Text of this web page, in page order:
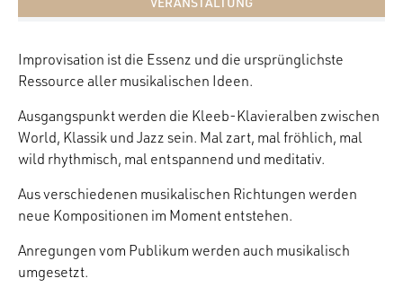
Improvisation ist die Essenz und die ursprünglichste
Ressource aller musikalischen Ideen.
Ausgangspunkt werden die Kleeb-Klavieralben zwischen
World, Klassik und Jazz sein. Mal zart, mal fröhlich, mal
wild rhythmisch, mal entspannend und meditativ.
Aus verschiedenen musikalischen Richtungen werden
neue Kompositionen im Moment entstehen.
Anregungen vom Publikum werden auch musikalisch
umgesetzt.